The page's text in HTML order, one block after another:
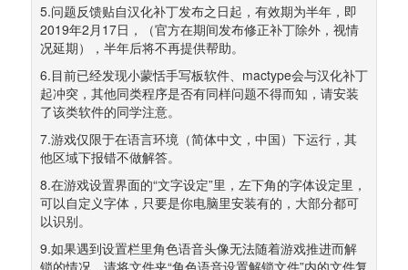
5.问题反馈贴自汉化补丁发布之日起，有效期为半年，即
2019年2月17日，（官方在期间发布修正补丁除外，视情
况延期），半年后将不再提供帮助。
6.目前已经发现小蒙恬手写板软件、mactype会与汉化补丁
起冲突，其他同类程序是否有同样问题不得而知，请安装
了该类软件的同学注意。
7.游戏仅限于在语言环境（简体中文，中国）下运行，其
他区域下报错不做解答。
8.在游戏设置界面的“文字设定”里，左下角的字体设定里，
可以自定义字体，只要是你电脑里安装有的，大部分都可
以识别。
9.如果遇到设置栏里角色语音头像无法随着游戏推进而解
锁的情况，请将文件夹“角色语音设置解锁文件”内的文件复